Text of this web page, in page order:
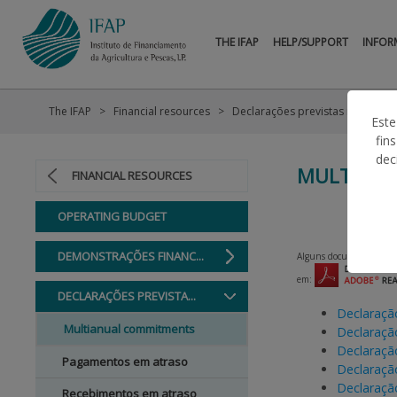
THE IFAP HELP/SUPPORT
FINANCIAL RESOURCES
OPERATING BUDGET
DEMONSTRAÇÕES FINANC...
DECLARAÇÕES PREVISTA...
Multianual commitments
Pagamentos em atraso
Recebimentos em atraso
The IFAP Financial resources Declarações previstas no art.º
Alguns documentos
em: